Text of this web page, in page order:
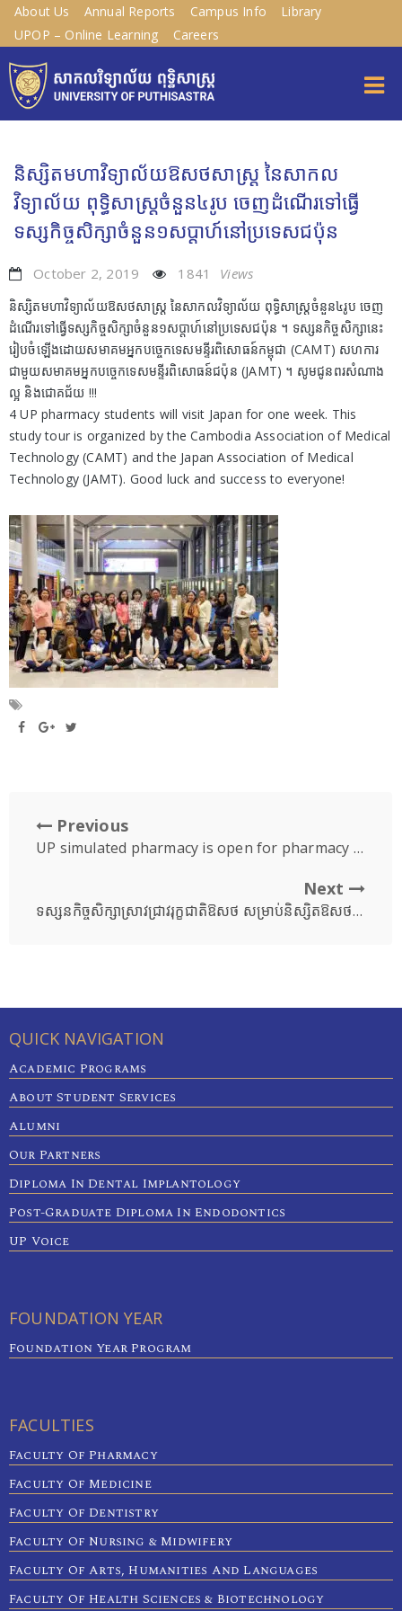
About Us Annual Reports Campus Info
Library
UPOP – Online Learning
Careers
និស្សិតមហាវិទ្យាល័យឱសថសាស្រ្ត នៃសាកល
វិទ្យាល័យ ពុទ្ធិសាស្ត្រចំនួន៤រូប ចេញដំណើរទៅធ្វើ
ទស្សកិច្ចសិក្សាចំនួន១សប្តាហ៍នៅប្រទេសជប៉ុន
October 2, 2019 1841 Views
និស្សិតមហាវិទ្យាល័យឱសថសាស្រ្ត នៃសាកលវិទ្យាល័យ ពុទ្ធិសាស្ត្រចំនួន៤រូប ចេញ
ដំណើរទៅធ្វើទស្សកិច្ចសិក្សាចំនួន១សប្តាហ៍នៅប្រទេសជប៉ុន ។ ទស្សនកិច្ចសិក្សានេះ
រៀបចំឡើងដោយសមាគមអ្នកបច្ចេកទេសមន្ទីរពិសោធន៍កម្ពុជា (CAMT) សហការ
ជាមួយសមាគមអ្នកបច្ចេកទេសមន្ទីរពិសោធន៍ជប៉ុន (JAMT) ។ សូមជូនពរសំណាង
ល្អ និងជោគជ័យ !!!
4 UP pharmacy students will visit Japan for one week. This
study tour is organized by the Cambodia Association of Medical
Technology (CAMT) and the Japan Association of Medical
Technology (JAMT). Good luck and success to everyone!
Previous
UP simulated pharmacy is open for pharmacy students during the vacation
Next
ទស្សនកិច្ចសិក្សាស្រាវជ្រាវរុក្ខជាតិឱសថ សម្រាប់និស្សិតឱសថសាស្រ្ត ឆ្នាំទី២ ជំនាន់ទី៧ ចំនួន៨៧នាក់ទៅកាន់ខេត្តមណ្ឌលគីរី
QUICK NAVIGATION
Academic Programs
About Student Services
Alumni
Our Partners
Diploma In Dental Implantology
Post-Graduate Diploma In Endodontics
UP Voice
FOUNDATION YEAR
Foundation Year Program
FACULTIES
Faculty Of Pharmacy
Faculty Of Medicine
Faculty Of Dentistry
Faculty Of Nursing & Midwifery
Faculty Of Arts, Humanities And Languages
Faculty Of Health Sciences & Biotechnology